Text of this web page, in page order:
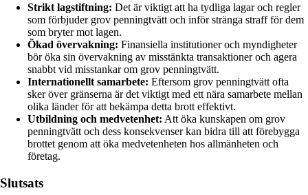
Strikt lagstiftning: Det är viktigt att ha tydliga lagar och regler
som förbjuder grov penningtvätt och inför stränga straff för dem
som bryter mot lagen.
Ökad övervakning: Finansiella institutioner och myndigheter
bör öka sin övervakning av misstänkta transaktioner och agera
snabbt vid misstankar om grov penningtvätt.
Internationellt samarbete: Eftersom grov penningtvätt ofta
sker över gränserna är det viktigt med ett nära samarbete mellan
olika länder för att bekämpa detta brott effektivt.
Utbildning och medvetenhet: Att öka kunskapen om grov
penningtvätt och dess konsekvenser kan bidra till att förebygga
brottet genom att öka medvetenheten hos allmänheten och
företag.
Slutsats